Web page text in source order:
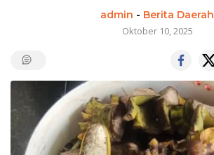
admin - Berita Daerah
Oktober 10, 2025